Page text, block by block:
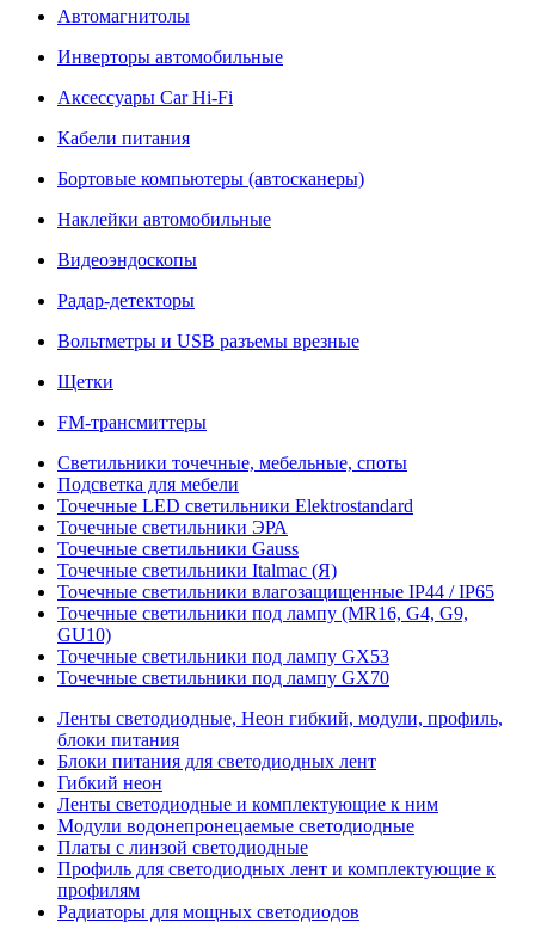
Автомагнитолы
Инверторы автомобильные
Аксессуары Car Hi-Fi
Кабели питания
Бортовые компьютеры (автосканеры)
Наклейки автомобильные
Видеоэндоскопы
Радар-детекторы
Вольтметры и USB разъемы врезные
Щетки
FM-трансмиттеры
Светильники точечные, мебельные, споты
Подсветка для мебели
Точечные LED светильники Elektrostandard
Точечные светильники ЭРА
Точечные светильники Gauss
Точечные светильники Italmac (Я)
Точечные светильники влагозащищенные IP44 / IP65
Точечные светильники под лампу (MR16, G4, G9,
GU10)
Точечные светильники под лампу GX53
Точечные светильники под лампу GX70
Ленты светодиодные, Неон гибкий, модули, профиль,
блоки питания
Блоки питания для светодиодных лент
Гибкий неон
Ленты светодиодные и комплектующие к ним
Модули водонепронецаемые светодиодные
Платы с линзой светодиодные
Профиль для светодиодных лент и комплектующие к
профилям
Радиаторы для мощных светодиодов